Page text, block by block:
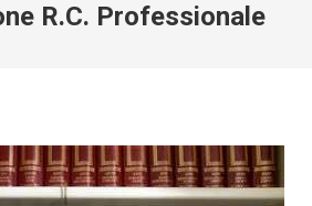
R.C. Professionale